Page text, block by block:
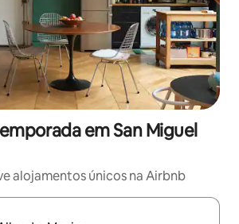
em San Miguel
alojamentos únicos na Airbnb